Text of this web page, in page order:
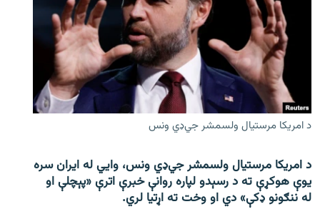
د امریکا مرستیال ولسمشر جي‌ډي ونس
د امریکا مرستیال ولسمشر جي‌ډي ونس، وايي له ایران سره
یوې هوکړې ته د رسېدو لپاره روانې خبرې اترې «پېچلې او
له ننګونو ډکې» دي او وخت ته اړتیا لري.